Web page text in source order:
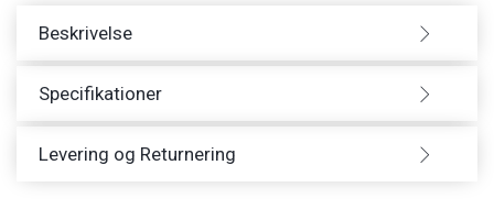
Beskrivelse
Specifikationer
Levering og Returnering